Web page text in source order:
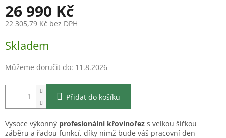
26 990 Kč
22 305,79 Kč bez DPH
cena:
Skladem
Můžeme doručit do: 11.8.2026
Přidat do košíku
Vysoce výkonný profesionální křovinořez s velkou šířkou
záběru a řadou funkcí, díky nimž bude váš pracovní den